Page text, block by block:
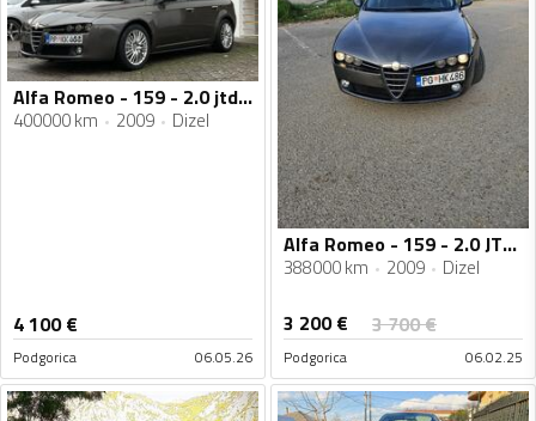
Alfa Romeo - 159 - 2.0 jtdm
400000 km 2009 Dizel
4 100€
Podgorica 06.05.26
Alfa Romeo - 159 - 2.0 JTDM
388000 km 2009 Dizel
3 200€ 3 700€
Podgorica 06.02.25